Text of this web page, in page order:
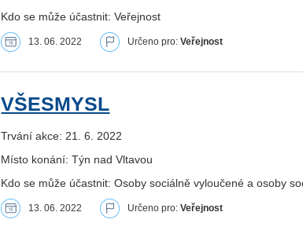
Kdo se může účastnit: Veřejnost
13. 06. 2022 Určeno pro:Veřejnost
VŠESMYSL
Trvání akce: 21. 6. 2022
Místo konání: Týn nad Vltavou
Kdo se může účastnit: Osoby sociálně vyloučené a osoby
13. 06. 2022 Určeno pro:Veřejnost